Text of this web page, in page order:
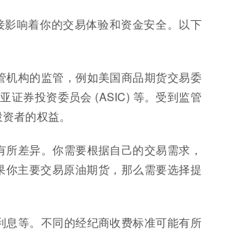
响着你的交易体验和资金安全。以下
构的监管，例如美国商品期货交易委
证券投资委员会 (ASIC) 等。受到监管
者的权益。
差异。你需要根据自己的交易需求，
主要交易原油期货，那么需要选择提
等。不同的经纪商收费标准可能有所